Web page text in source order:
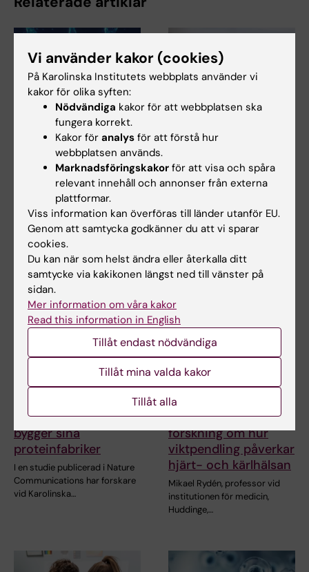
RNA-teknik förbättrar
resultaten vid
transplantation av
insulinproducerande
celler
En ny RNA-baserad metod kan
hjälpa insulinproducerande
celler att klara…
25 jun 2026
upptäckta i cellens
energimaskineri
Nature Communications
rapporterar…
Hur mitokondrier
bygger sina
proteinfabriker
I en studie publicerad i Nature
Communications har forskare
vid Karolinska…
3 jun 2026
Stort anslag för
forskning om hur
viktpendling påverkar
hjärt- och kärlhälsan
Mikael Rydén, professor vid
institutionen för medicin,
Huddinge,…
Vi använder kakor (cookies)
På Karolinska Institutets webbplats använder vi
kakor för olika syften:
Nödvändiga kakor för att webbplatsen ska
fungera korrekt.
Kakor för analys för att förstå hur
webbplatsen används.
Marknadsföringskakor för att visa och spåra
relevant innehåll och annonser från externa
plattformar.
Viss information kan överföras till länder utanför EU.
Genom att samtycka godkänner du att vi sparar
cookies.
Du kan när som helst ändra eller återkalla ditt
samtycke via kakikonen längst ned till vänster på
sidan.
Mer information om våra kakor
Read this information in English
Tillåt endast nödvändiga
Tillåt mina valda kakor
Tillåt alla